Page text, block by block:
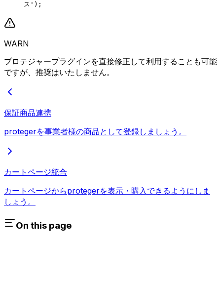
ス' );
WARN
プロテジャープラグインを直接修正して利用することも可能
ですが、推奨はいたしません。
保証商品連携
protegerを事業者様の商品として登録しましょう。
カートページ統合
カートページからprotegerを表示・購入できるようにしま
しょう。
On this page